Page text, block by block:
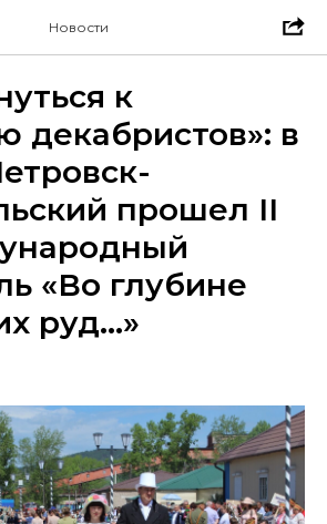
Новости
к
декабристов»: в
прошел II
«Во глубине
руд…»